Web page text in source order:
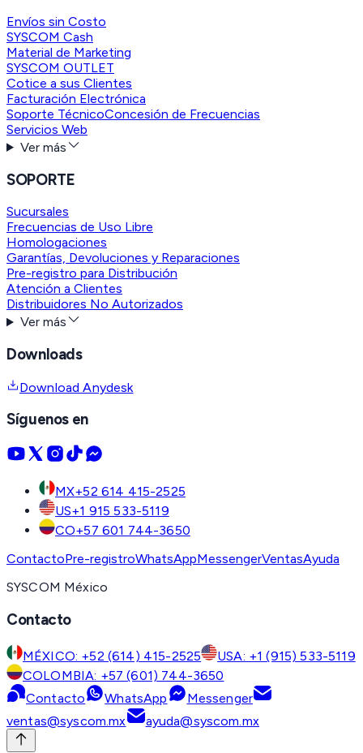
Envíos sin Costo
SYSCOM Cash
Material de Marketing
SYSCOM OUTLET
Cotice a sus Clientes
Facturación Electrónica
Soporte TécnicoConcesión de Frecuencias
Servicios Web
Ver más
SOPORTE
Sucursales
Frecuencias de Uso Libre
Homologaciones
Garantías, Devoluciones y Reparaciones
Pre-registro para Distribución
Atención a Clientes
Distribuidores No Autorizados
Ver más
Downloads
Download Anydesk
Síguenos en
MX+52 614 415-2525
US+1 915 533-5119
CO+57 601 744-3650
ContactoPre-registroWhatsAppMessengerVentasAyuda
SYSCOM México
Contacto
MÉXICO: +52 (614) 415-2525
USA: +1 (915) 533-5119
COLOMBIA: +57 (601) 744-3650
Contacto
WhatsApp
Messenger
ventas@syscom.mx
ayuda@syscom.mx